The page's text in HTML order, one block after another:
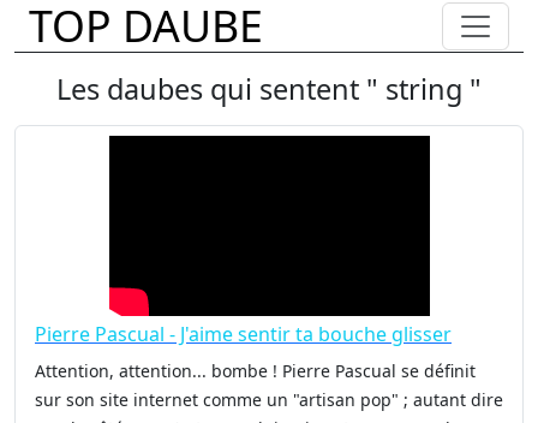
TOP DAUBE
Les daubes qui sentent " string "
Pierre Pascual - J'aime sentir ta bouche glisser
Attention, attention... bombe ! Pierre Pascual se définit
sur son site internet comme un "artisan pop" ; autant dire